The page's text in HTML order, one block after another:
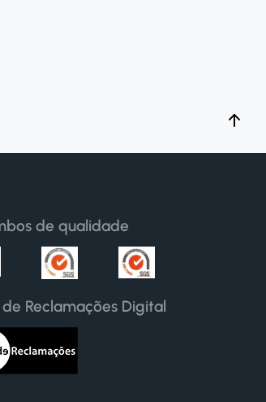
de qualidade
Reclamações Digital